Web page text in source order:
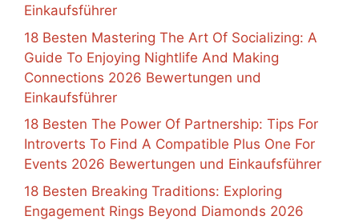
Einkaufsführer
18 Besten Mastering The Art Of Socializing: A
Guide To Enjoying Nightlife And Making
Connections 2026 Bewertungen und
Einkaufsführer
18 Besten The Power Of Partnership: Tips For
Introverts To Find A Compatible Plus One For
Events 2026 Bewertungen und Einkaufsführer
18 Besten Breaking Traditions: Exploring
Engagement Rings Beyond Diamonds 2026